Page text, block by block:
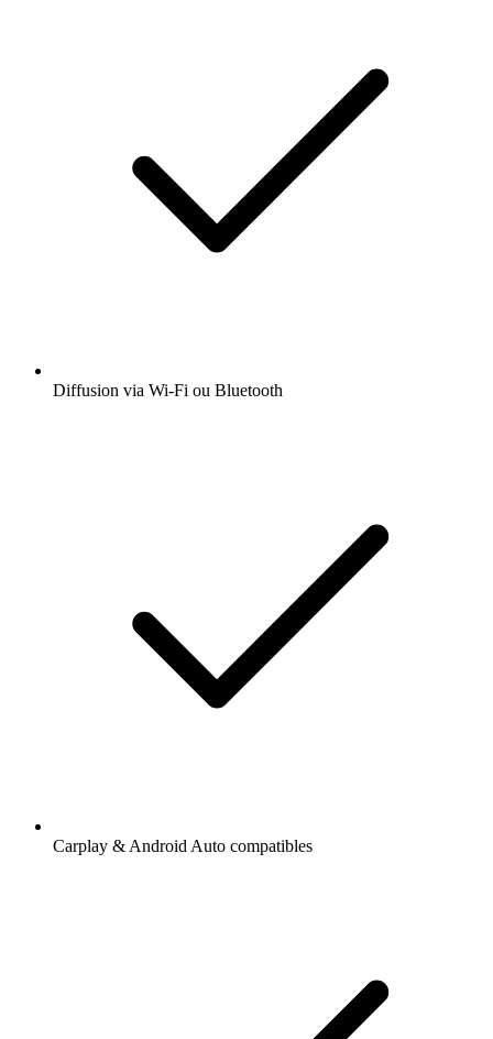
Diffusion via Wi-Fi ou Bluetooth
Carplay & Android Auto compatibles